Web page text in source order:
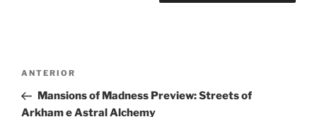
Navegação
Post
Post
anterior
ANTERIOR
Mansions of Madness Preview: Streets of
Arkham e Astral Alchemy